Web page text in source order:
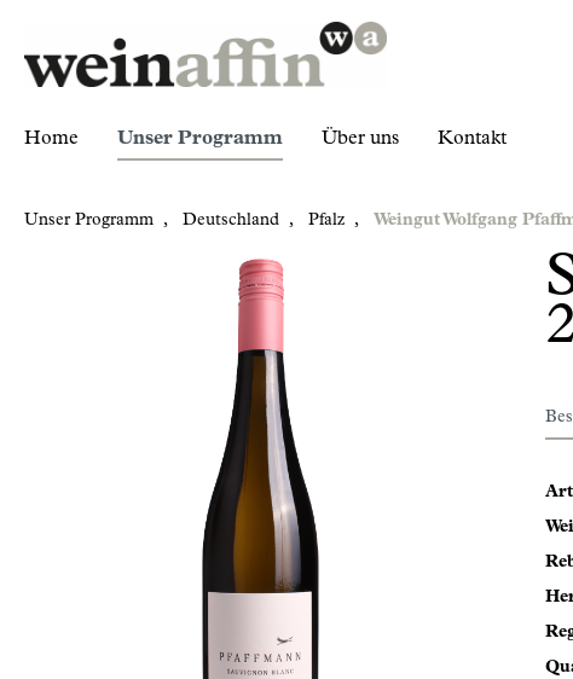
Home Unser Programm Über uns Kontakt
Zur Kategorie Unser Programm
Weingut Wolfgang Pfaffmann
Unser Programm , Deutschland , Pfalz , Weingut Wolfgang